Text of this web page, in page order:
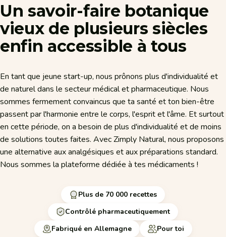
Un savoir-faire botanique
vieux de plusieurs siècles
enfin accessible à tous
En tant que jeune start-up, nous prônons plus d'individualité et
de naturel dans le secteur médical et pharmaceutique. Nous
sommes fermement convaincus que ta santé et ton bien-être
passent par l'harmonie entre le corps, l'esprit et l'âme. Et surtout
en cette période, on a besoin de plus d'individualité et de moins
de solutions toutes faites. Avec Zimply Natural, nous proposons
une alternative aux analgésiques et aux préparations standard.
Nous sommes la plateforme dédiée à tes médicaments !
Plus de 70 000 recettes
Contrôlé pharmaceutiquement
Fabriqué en Allemagne
Pour toi